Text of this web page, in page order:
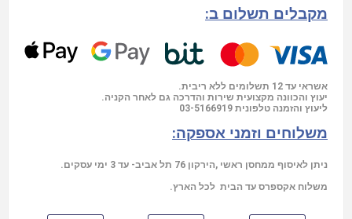
מקבלים תשלום ב:
אשראי עד 12 תשלומים ללא ריבית.
יעוץ והכוונה מקצועית שירות והדרכה גם לאחר הקניה.
ליעוץ והזמנה טלפונית 03-5166919
משלוחים וזמני אספקה:
ניתן לאיסוף ממחסן ראשי ,הירקון 76 תל אביב- עד 3 ימי עסקים.
משלוח אקספרס עד הבית לכל הארץ.